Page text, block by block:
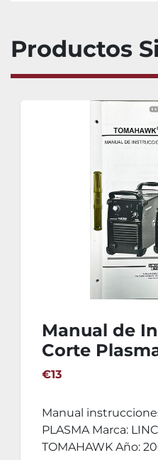
Productos
Manual de
Corte
TOMAHAWK
€13
Manual
PLASMA Marca:
TOMAHAWK Año: